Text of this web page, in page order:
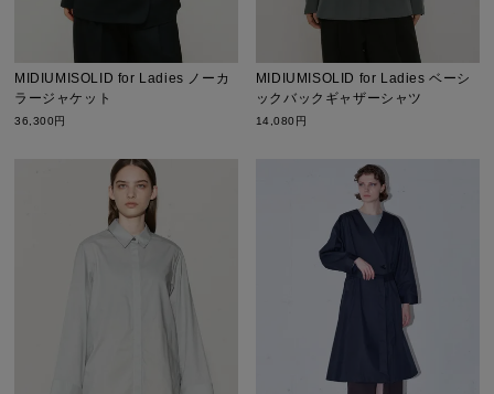
MIDIUMISOLID for Ladies ノーカ
ラージャケット
36,300円
MIDIUMISOLID for Ladies ベーシ
ックバックギャザーシャツ
14,080円